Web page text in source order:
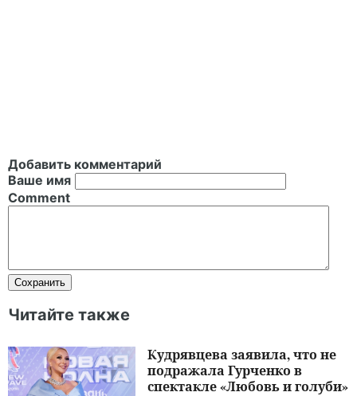
Добавить комментарий
Ваше имя
Comment
Читайте также
Кудрявцева заявила, что не
подражала Гурченко в
спектакле «Любовь и голуби»